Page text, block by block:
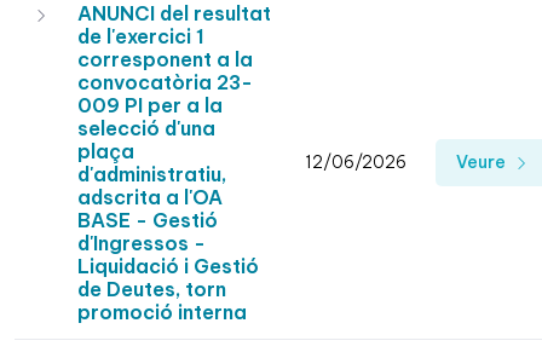
ANUNCI del resultat
de l'exercici 1
corresponent a la
convocatòria 23-
009 PI per a la
selecció d'una
plaça
d'administratiu,
adscrita a l'OA
BASE - Gestió
d'Ingressos -
Liquidació i Gestió
de Deutes, torn
promoció interna
12/06/2026 Veure